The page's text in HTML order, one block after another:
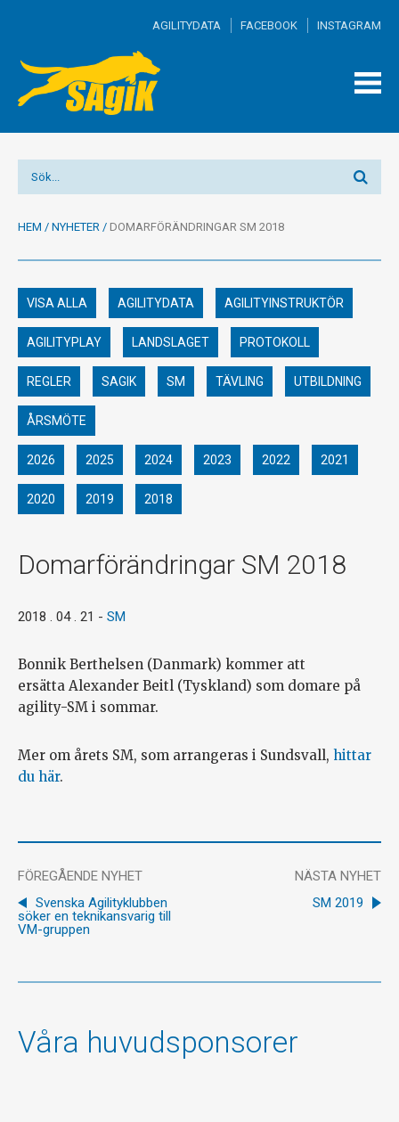
AGILITYDATA FACEBOOK INSTAGRAM
HEM / NYHETER / DOMARFÖRÄNDRINGAR SM 2018
VISA ALLA AGILITYDATA AGILITYINSTRUKTÖR
AGILITYPLAY LANDSLAGET PROTOKOLL
REGLER SAGIK SM TÄVLING UTBILDNING
ÅRSMÖTE
2026 2025 2024 2023 2022 2021
2020 2019 2018
Domarförändringar SM 2018
2018 . 04 . 21 - SM
Bonnik Berthelsen (Danmark) kommer att
ersätta Alexander Beitl (Tyskland) som domare på
agility-SM i sommar.
Mer om årets SM, som arrangeras i Sundsvall, hittar
du här.
FÖREGÅENDE NYHET
Svenska Agilityklubben
söker en teknikansvarig till
VM-gruppen
NÄSTA NYHET
SM 2019
Våra huvudsponsorer